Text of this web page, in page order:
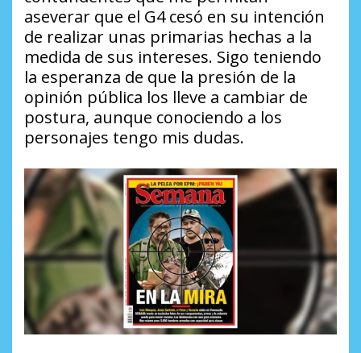
aseverar que el G4 cesó en su intención
de realizar unas primarias hechas a la
medida de sus intereses. Sigo teniendo
la esperanza de que la presión de la
opinión pública los lleve a cambiar de
postura, aunque conociendo a los
personajes tengo mis dudas.